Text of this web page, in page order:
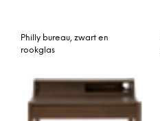
Philly bureau, zwart en
rookglas